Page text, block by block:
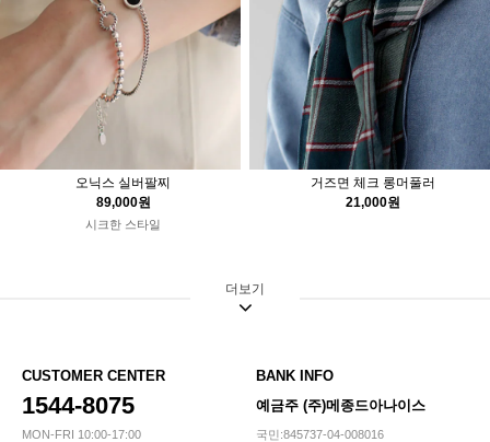
오닉스 실버팔찌
89,000원
시크한 스타일
거즈면 체크 롱머풀러
21,000원
더보기
CUSTOMER CENTER
1544-8075
MON-FRI 10:00-17:00
BANK INFO
예금주 (주)메종드아나이스
국민:845737-04-008016